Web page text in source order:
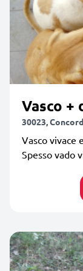
Vasco +
30023,
Vasco vivace
Spesso vado